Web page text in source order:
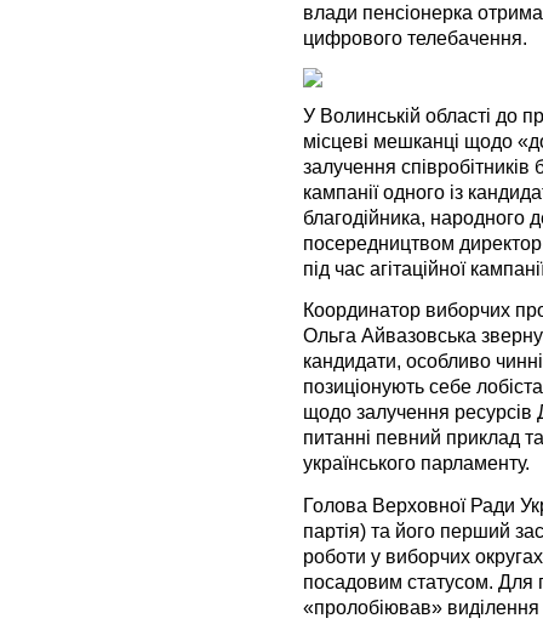
влади пенсіонерка
цифрового телебачення.
У Волинській області до
місцеві мешканці щодо
залучення
кампанії одного із
благодійника, народного
посередництвом
під час агітаційної
Координатор виборчих
Ольга Айвазовська
кандидати, особливо
позиціонують себе
щодо залучення
питанні певний приклад
українського парламенту.
Голова Верховної Ради
партія) та його перший
роботи у виборчих
посадовим статусом.
«пролобіював» виділення